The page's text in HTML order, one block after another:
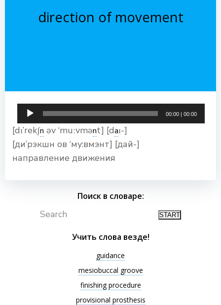
direction of movement
Аудиоплеер
00:00 |00:00
[dɪ’rekʃn əv ‘muːvmənt] [daɪ-]
[ди’рэкшн ов ‘му:вмэнт] [дай-]
направление движения
Поиск в словаре:
Search
Учить слова везде!
guidance
mesiobuccal groove
finishing procedure
provisional prosthesis